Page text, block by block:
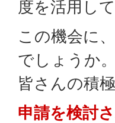
度を活用し
この機会に
でしょうか。
皆さんの積
申請を検討